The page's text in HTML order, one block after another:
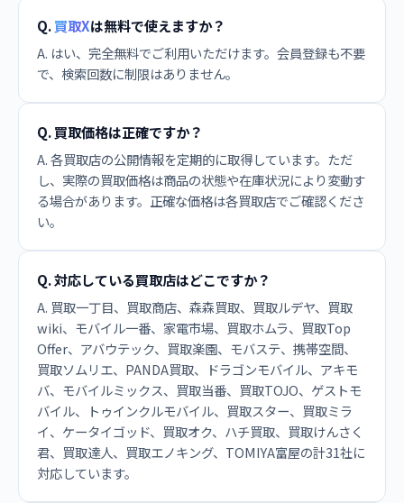
Q.買取Xは無料で使えますか？
A. はい、完全無料でご利用いただけます。会員登録も不要
で、検索回数に制限はありません。
Q. 買取価格は正確ですか？
A. 各買取店の公開情報を定期的に取得しています。ただ
し、実際の買取価格は商品の状態や在庫状況により変動す
る場合があります。正確な価格は各買取店でご確認くださ
い。
Q. 対応している買取店はどこですか？
A. 買取一丁目、買取商店、森森買取、買取ルデヤ、買取
wiki、モバイル一番、家電市場、買取ホムラ、買取Top
Offer、アバウテック、買取楽園、モバステ、携帯空間、
買取ソムリエ、PANDA買取、ドラゴンモバイル、アキモ
バ、モバイルミックス、買取当番、買取TOJO、ゲストモ
バイル、トゥインクルモバイル、買取スター、買取ミラ
イ、ケータイゴッド、買取オク、ハチ買取、買取けんさく
君、買取達人、買取エノキング、TOMIYA富屋の計31社に
対応しています。